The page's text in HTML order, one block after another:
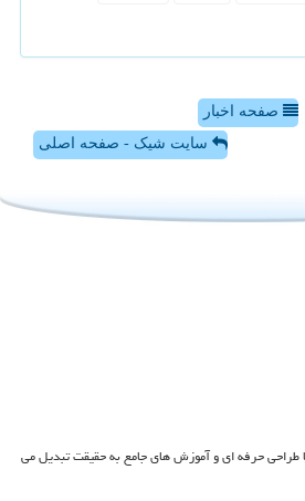
صفحه اخبار
سایت شیک - صفحه اصلی
طراحی حرفه ای و آموزش های جامع به حقیقت تبدیل می